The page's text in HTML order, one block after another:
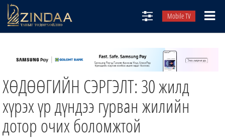
Mobile TV
ТВ8
ӨГЛӨӨНИЙ СОНИН
АУДИО ЗОХИОЛ
ЗИНДАА СЭТГҮҮЛ
ХӨДӨӨГИЙН СЭРГЭЛТ: 30 жилд
хүрэх үр дүндээ гурван жилийн
дотор очих боломжтой